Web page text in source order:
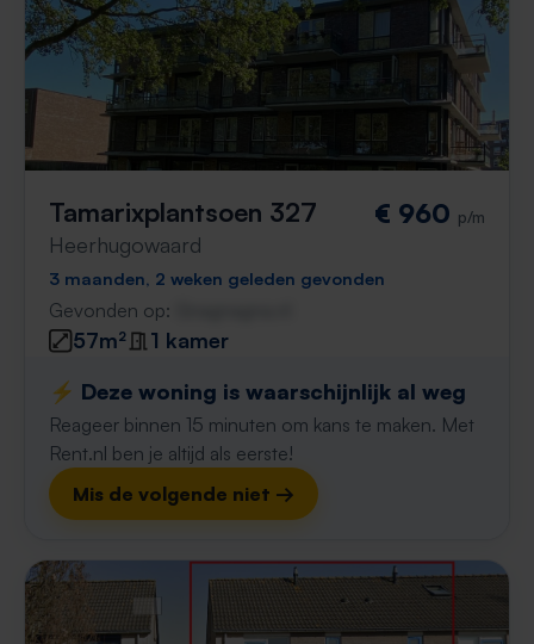
Tamarixplantsoen 327
Heerhugowaard
€ 960 p/m
3 maanden, 2 weken geleden gevonden
Gevonden op:
57m²
1 kamer
⚡️ Deze woning is waarschijnlijk al weg
Reageer binnen 15 minuten om kans te maken. Met
Rent.nl ben je altijd als eerste!
Mis de volgende niet →